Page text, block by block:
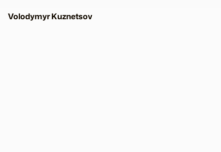
Volodymyr Kuznetsov